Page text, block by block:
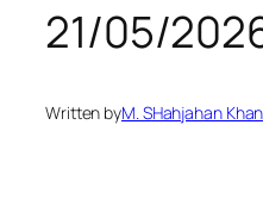
21/05/
Written byM. SHahjahan Khan